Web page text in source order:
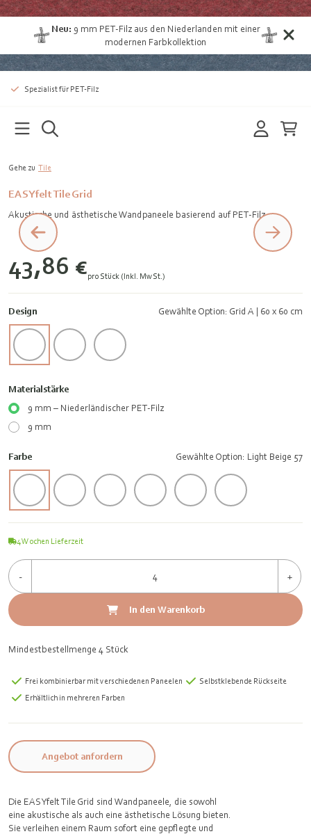
Neu: 9 mm PET-Filz aus den Niederlanden mit einer
modernen Farbkollektion
Spezialist für PET-Filz
Gehe zu Tile
EASYfelt Tile Grid
Akustische und ästhetische Wandpaneele basierend auf PET-Filz
43,86 €pro Stück (Inkl. MwSt.)
Design Gewählte Option: Grid A | 60 x 60 cm
Materialstärke
9 mm – Niederländischer PET-Filz
9 mm
Farbe Gewählte Option: Light Beige 57
4Wochen Lieferzeit
- +
In den Warenkorb
Mindestbestellmenge 4 Stück
Frei kombinierbar mit verschiedenen Paneelen
Selbstklebende Rückseite
Erhältlich in mehreren Farben
Angebot anfordern
Die EASYfelt Tile Grid sind Wandpaneele, die sowohl
eine akustische als auch eine ästhetische Lösung bieten.
Sie verleihen einem Raum sofort eine gepflegte und